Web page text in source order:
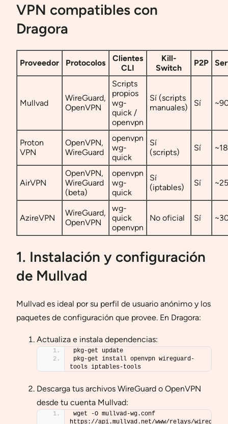
VPN compatibles con
Dragora
Proveedor Protocolos
Clientes
CLI
Kill-
Switch
P2P
Mullvad
WireGuard,
OpenVPN
Scripts
propios
wg-
quick /
openvpn
Sí (scripts
manuales)
Sí
Proton
VPN
OpenVPN,
WireGuard
openvpn
wg-
quick
Sí
(scripts)
Sí
AirVPN
OpenVPN,
WireGuard
(beta)
openvpn
wg-
quick
Sí
(iptables)
Sí
AzireVPN
WireGuard,
OpenVPN
wg-
quick
openvpn
No oficial Sí
1. Instalación y configuración
de Mullvad
Mullvad es ideal por su perfil de usuario anónimo y los
paquetes de configuración que provee. En Dragora:
Actualiza e instala dependencias:
pkg-get update
pkg-get install openvpn wireguard-
tools iptables-tools
Descarga tus archivos WireGuard o OpenVPN
desde tu cuenta Mullvad:
wget -O mullvad-wg.conf
https://api.mullvad.net/www/relays/